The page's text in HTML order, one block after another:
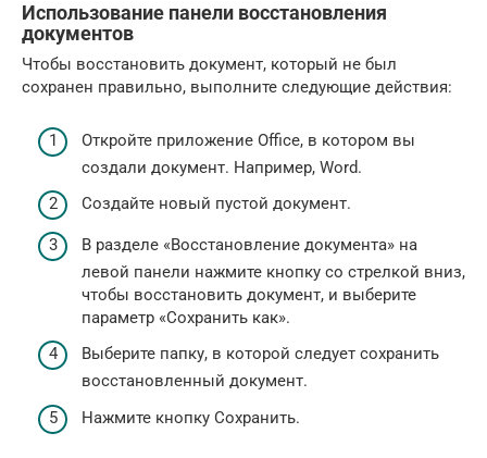
Использование панели восстановления
документов
Чтобы восстановить документ, который не был
сохранен правильно, выполните следующие действия:
Откройте приложение Office, в котором вы
создали документ. Например, Word.
Создайте новый пустой документ.
В разделе «Восстановление документа» на
левой панели нажмите кнопку со стрелкой вниз,
чтобы восстановить документ, и выберите
параметр «Сохранить как».
Выберите папку, в которой следует сохранить
восстановленный документ.
Нажмите кнопку Сохранить.